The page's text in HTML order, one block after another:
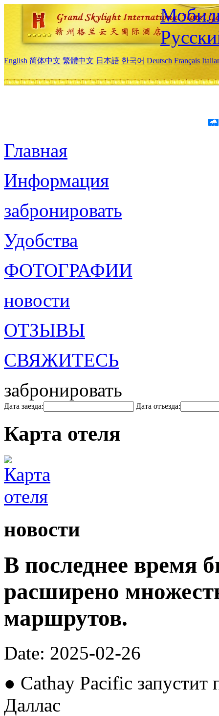
English 简体中文 繁體中文 日本語 한국어 Deutsch Français
Главная
Информация
забронировать
Удобства
ФОТОГРАФИИ
новости
ОТЗЫВЫ
СВЯЖИТЕСЬ
забронировать
Дата заезда: Дата отъезда:
Карта отеля
новости
В последнее время
расширено
маршрутов.
Date: 2025-02-26
● Cathay Pacific
Даллас